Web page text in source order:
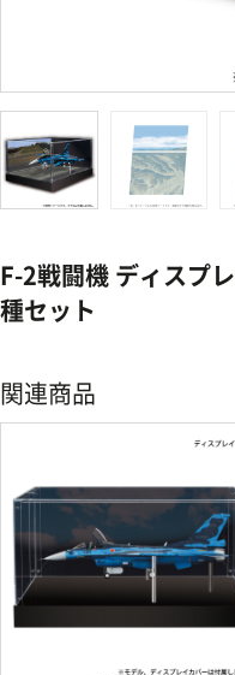
F-2戦闘機 ディスプ
種セット
関連商品